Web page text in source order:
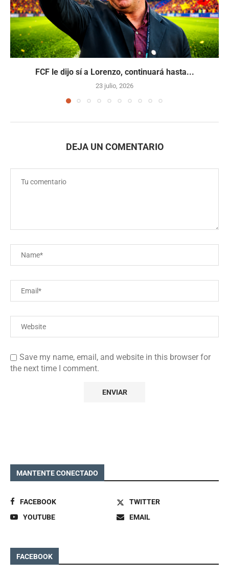
FCF le dijo sí a Lorenzo, continuará hasta...
23 julio, 2026
DEJA UN COMENTARIO
Save my name, email, and website in this browser for
the next time I comment.
MANTENTE CONECTADO
FACEBOOK
TWITTER
YOUTUBE
EMAIL
FACEBOOK